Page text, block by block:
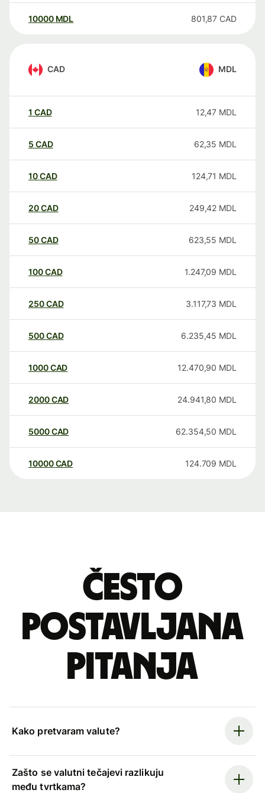
10000 MDL 801,87 CAD
CAD MDL
1 CAD 12,47 MDL
5 CAD 62,35 MDL
10CAD 124,71 MDL
20CAD 249,42 MDL
50CAD 623,55 MDL
100CAD 1.247,09 MDL
250CAD 3.117,73 MDL
500CAD 6.235,45 MDL
1000CAD 12.470,90 MDL
2000CAD 24.941,80 MDL
5000CAD 62.354,50 MDL
10000 CAD 124.709 MDL
Često
postavljana
pitanja
Kako pretvaram valute?
Zašto se valutni tečajevi razlikuju
među tvrtkama?